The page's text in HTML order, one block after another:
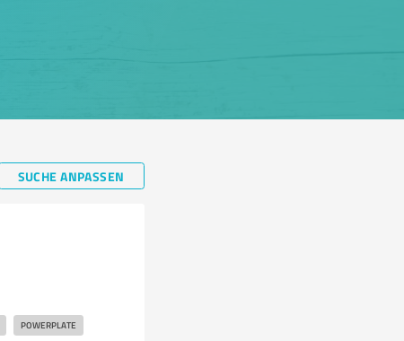
SUCHE ANPASSEN
POWERPLATE